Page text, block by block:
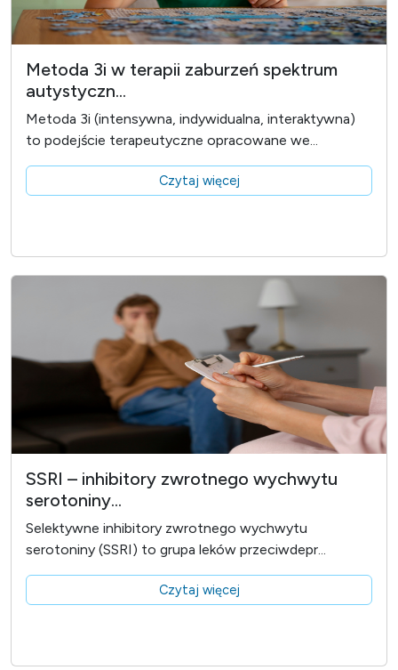
Metoda 3i w terapii zaburzeń spektrum
autystyczn...
Metoda 3i (intensywna, indywidualna, interaktywna)
to podejście terapeutyczne opracowane we...
Czytaj więcej
SSRI – inhibitory zwrotnego wychwytu
serotoniny...
Selektywne inhibitory zwrotnego wychwytu
serotoniny (SSRI) to grupa leków przeciwdepr...
Czytaj więcej